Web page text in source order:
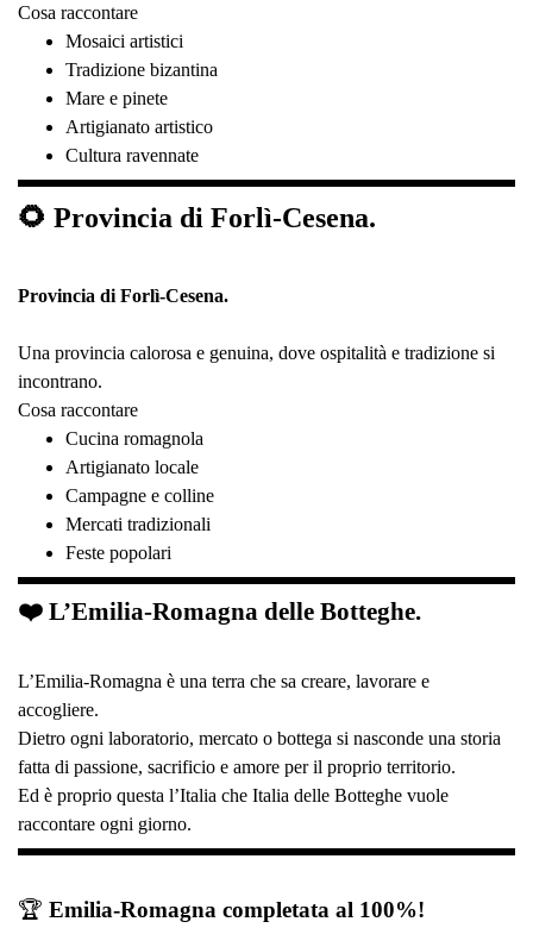
Cosa raccontare
Mosaici artistici
Tradizione bizantina
Mare e pinete
Artigianato artistico
Cultura ravennate
🌻 Provincia di Forlì-Cesena.
Provincia di Forlì-Cesena.
Una provincia calorosa e genuina, dove ospitalità e tradizione si
incontrano.
Cosa raccontare
Cucina romagnola
Artigianato locale
Campagne e colline
Mercati tradizionali
Feste popolari
❤️ L’Emilia-Romagna delle Botteghe.
L’Emilia-Romagna è una terra che sa creare, lavorare e
accogliere.
Dietro ogni laboratorio, mercato o bottega si nasconde una storia
fatta di passione, sacrificio e amore per il proprio territorio.
Ed è proprio questa l’Italia che Italia delle Botteghe vuole
raccontare ogni giorno.
🏆 Emilia-Romagna completata al 100%!